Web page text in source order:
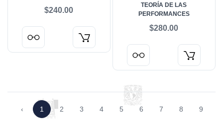
$240.00
TEORÍA DE LAS
PERFORMANCES
$280.00
‹ 1 2 3 4 5 6 7 8 9